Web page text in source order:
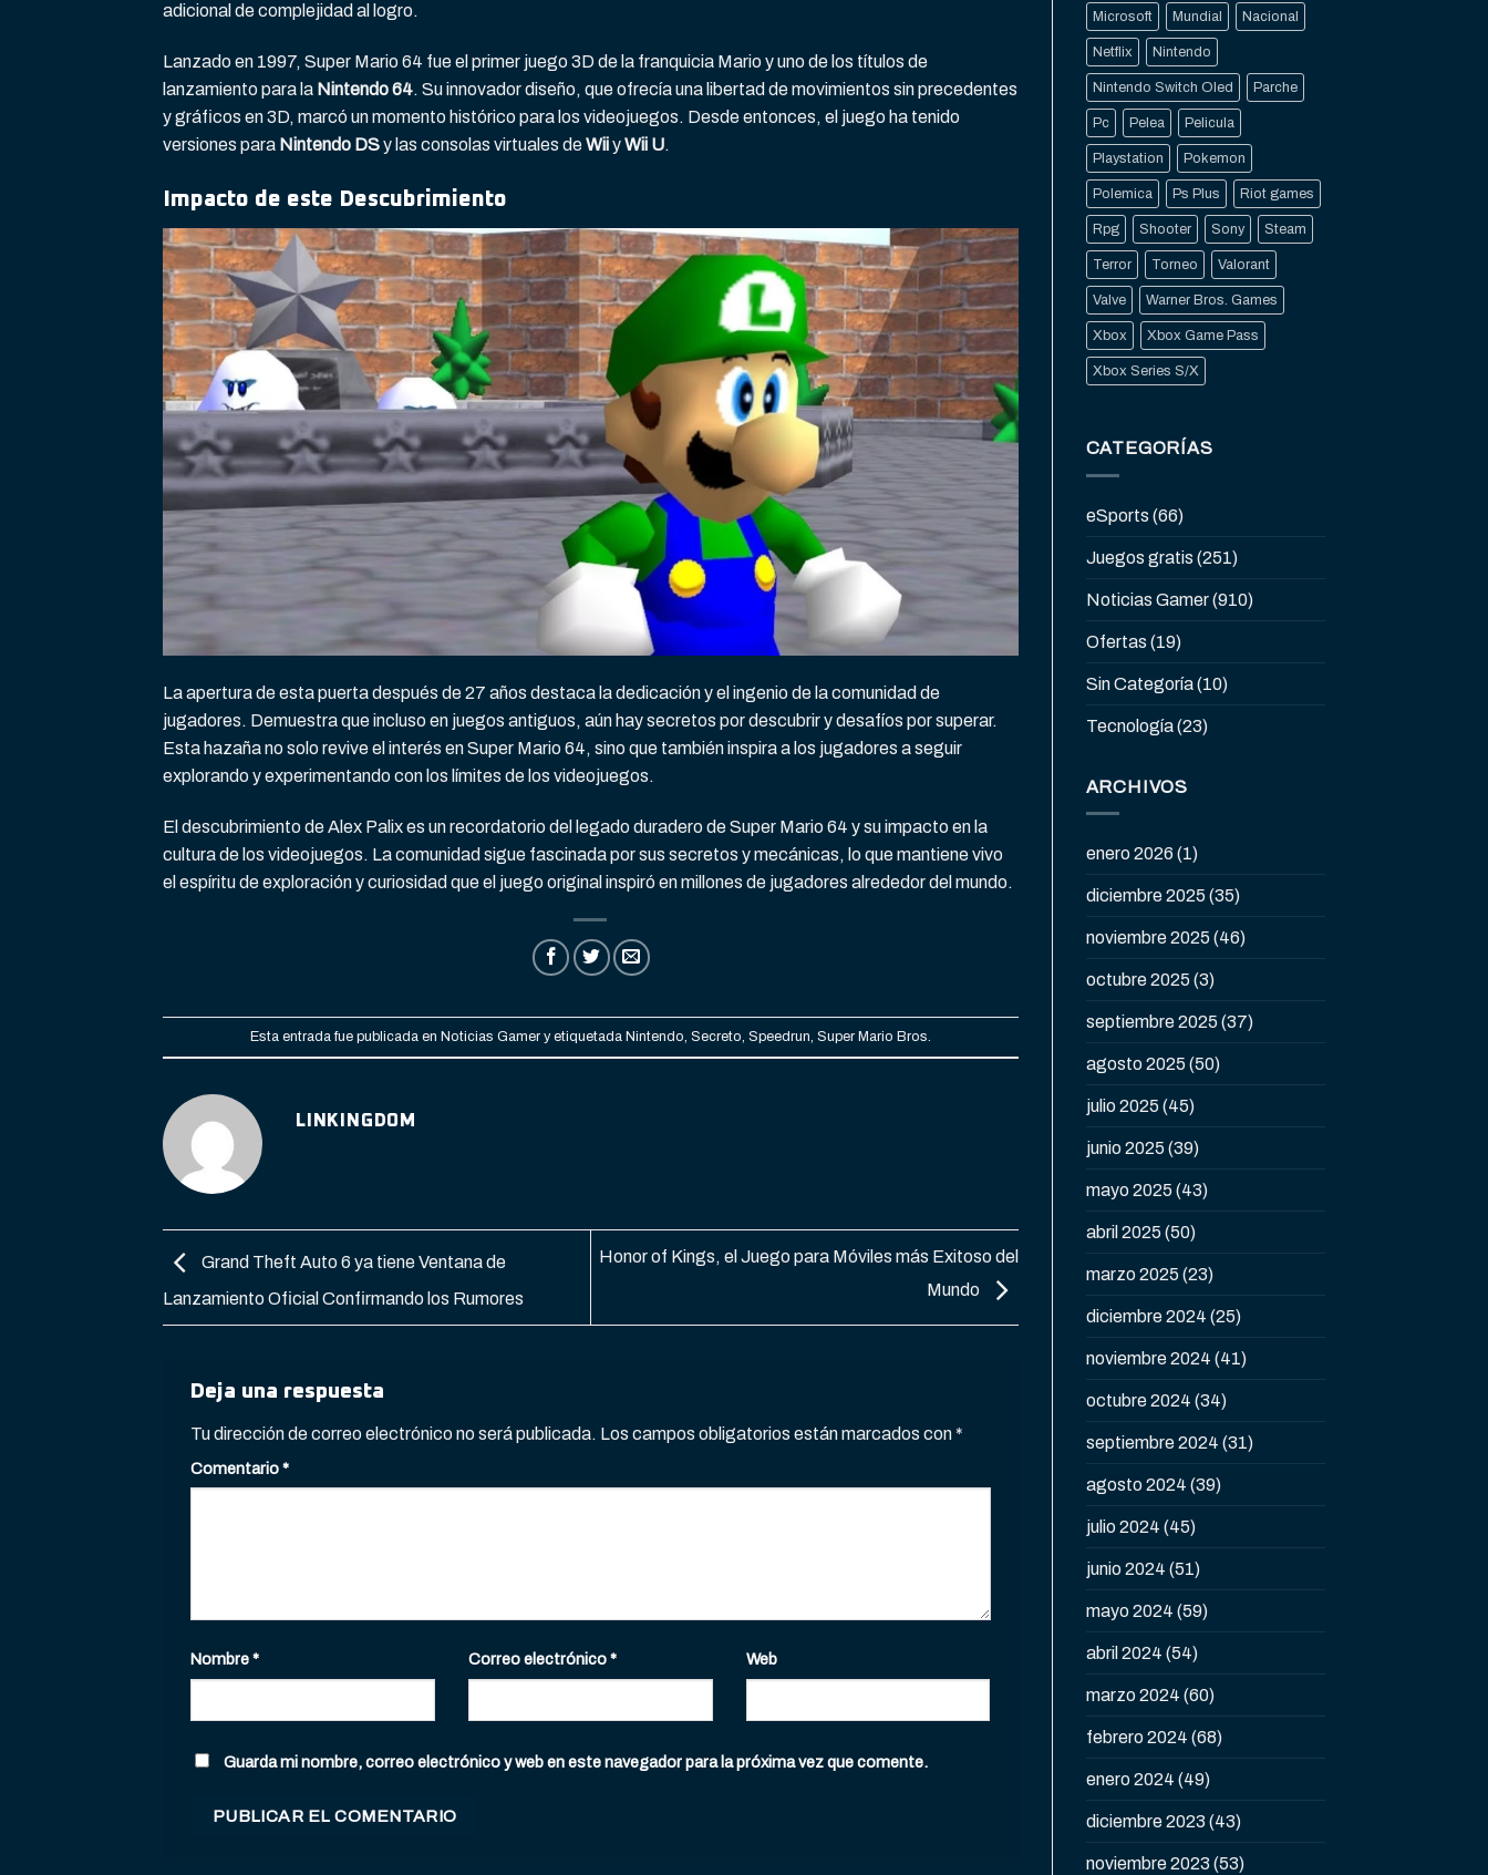
adicional de complejidad al logro.
Lanzado en 1997, Super Mario 64 fue el primer juego 3D de la franquicia Mario y uno de los títulos de
lanzamiento para la Nintendo 64. Su innovador diseño, que ofrecía una libertad de movimientos sin precedentes
y gráficos en 3D, marcó un momento histórico para los videojuegos. Desde entonces, el juego ha tenido
versiones para Nintendo DSy las consolas virtuales deWiiyWii U.
Impacto de este Descubrimiento
La apertura de esta puerta después de 27 años destaca la dedicación y el ingenio de la comunidad de
jugadores. Demuestra que incluso en juegos antiguos, aún hay secretos por descubrir y desafíos por superar.
Esta hazaña no solo revive el interés en Super Mario 64, sino que también inspira a los jugadores a seguir
explorando y experimentando con los límites de los videojuegos.
El descubrimiento de Alex Palix es un recordatorio del legado duradero de Super Mario 64 y su impacto en la
cultura de los videojuegos. La comunidad sigue fascinada por sus secretos y mecánicas, lo que mantiene vivo
el espíritu de exploración y curiosidad que el juego original inspiró en millones de jugadores alrededor del mundo.
Esta entrada fue publicada en Noticias Gamery etiquetada Nintendo, Secreto, Speedrun, Super Mario Bros.
LINKINGDOM
Grand Theft Auto 6 ya tiene Ventana de
Lanzamiento Oficial Confirmando los Rumores
Honor of Kings, el Juego para Móviles más Exitoso del
Mundo
Deja una respuesta
Tu dirección de correo electrónico no será publicada. Los campos obligatorios están marcados con*
Comentario*
Nombre* Correo electrónico* Web
Guarda mi nombre, correo electrónico y web en este navegador para la próxima vez que comente.
Microsoft Mundial Nacional
Netflix Nintendo
Nintendo Switch Oled Parche
Pc Pelea Pelicula
Playstation Pokemon
Polemica Ps Plus Riot games
Rpg Shooter Sony Steam
Terror Torneo Valorant
Valve Warner Bros. Games
Xbox Xbox Game Pass
Xbox Series S/X
CATEGORÍAS
eSports (66)
Juegos gratis (251)
Noticias Gamer(910)
Ofertas (19)
Sin Categoría(10)
Tecnología(23)
ARCHIVOS
enero 2026 (1)
diciembre 2025 (35)
noviembre 2025 (46)
octubre 2025 (3)
septiembre 2025 (37)
agosto 2025 (50)
julio 2025 (45)
junio 2025 (39)
mayo 2025 (43)
abril 2025 (50)
marzo 2025 (23)
diciembre 2024 (25)
noviembre 2024 (41)
octubre 2024 (34)
septiembre 2024 (31)
agosto 2024 (39)
julio 2024 (45)
junio 2024 (51)
mayo 2024 (59)
abril 2024 (54)
marzo 2024 (60)
febrero 2024 (68)
enero 2024 (49)
diciembre 2023 (43)
noviembre 2023 (53)